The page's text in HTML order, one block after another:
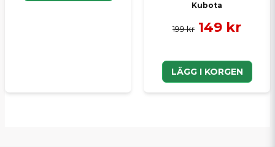
Kubota
199 kr 149 kr
LÄGG I KORGEN